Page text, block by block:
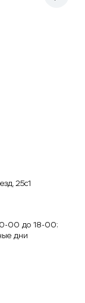
25с1
00 до 18-00;
дни